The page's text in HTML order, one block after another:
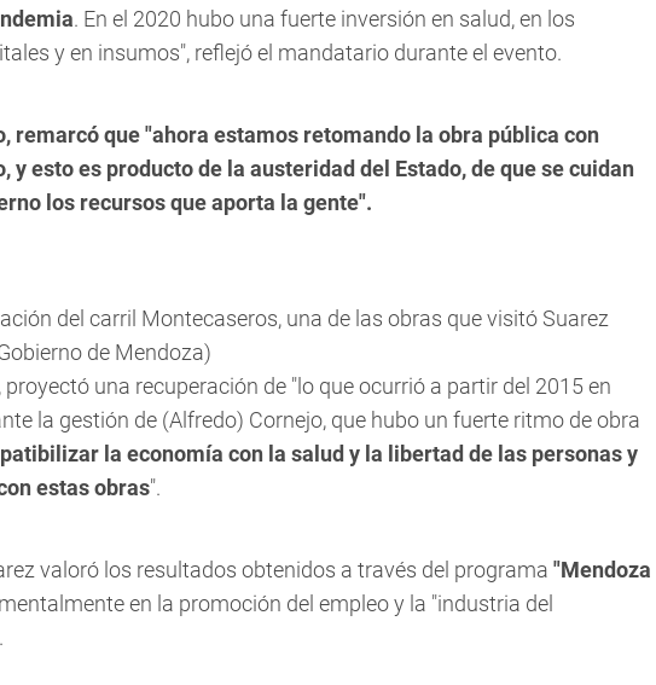
. En el 2020 hubo una fuerte inversión en salud, en los
y en insumos", reflejó el mandatario durante el evento.
remarcó que "ahora estamos retomando la obra pública con
y esto es producto de la austeridad del Estado, de que se cuidan
los recursos que aporta la gente".
del carril Montecaseros, una de las obras que visitó Suarez
de Mendoza)
una recuperación de "lo que ocurrió a partir del 2015 en
la gestión de (Alfredo) Cornejo, que hubo un fuerte ritmo de obra
la economía con la salud y la libertad de las personas y
estas obras".
valoró los resultados obtenidos a través del programa "Mendoza
en la promoción del empleo y la "industria del